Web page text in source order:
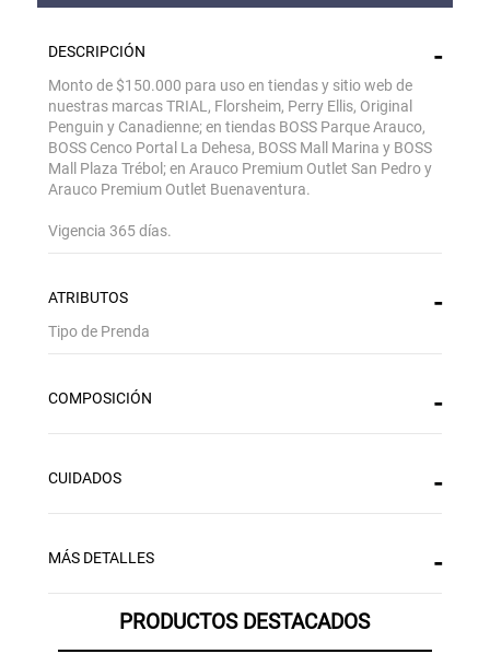
DESCRIPCIÓN
Monto de $150.000 para uso en tiendas y sitio web de
nuestras marcas TRIAL, Florsheim, Perry Ellis, Original
Penguin y Canadienne; en tiendas BOSS Parque Arauco,
BOSS Cenco Portal La Dehesa, BOSS Mall Marina y BOSS
Mall Plaza Trébol; en Arauco Premium Outlet San Pedro y
Arauco Premium Outlet Buenaventura.
Vigencia 365 días.
ATRIBUTOS
Tipo de Prenda
COMPOSICIÓN
CUIDADOS
MÁS DETALLES
PRODUCTOS DESTACADOS
Gracias por inscribirte!
Aquí esta tu cupón, usalo en tu siguiente